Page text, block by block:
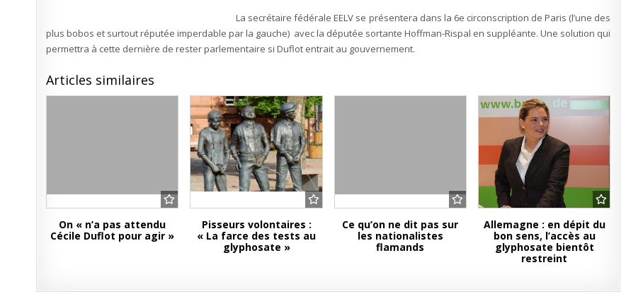
amis
La secrétaire fédérale EELV se présentera dans la 6e circonscription de Paris (l’une des
plus bobos et surtout réputée imperdable par la gauche) avec la députée sortante Hoffman-Rispal en suppléante. Une solution qui
permettra à cette dernière de rester parlementaire si Duflot entrait au gouvernement.
Articles similaires
On « n’a pas attendu
Cécile Duflot pour agir »
Pisseurs volontaires :
« La farce des tests au
glyphosate »
Ce qu’on ne dit pas sur
les nationalistes
flamands
Allemagne : en dépit du
bon sens, l’accès au
glyphosate bientôt
restreint